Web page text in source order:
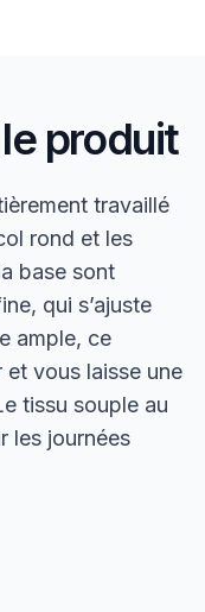
produit
travaillé
rond et les
base sont
qui s’ajuste
ample, ce
vous laisse une
tissu souple au
les journées